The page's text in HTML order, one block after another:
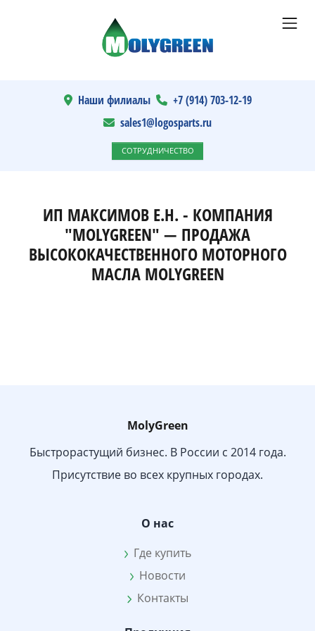
Наши филиалы
+7 (914) 703-12-19
sales1@logosparts.ru
СОТРУДНИЧЕСТВО
ИП МАКСИМОВ Е.Н. - КОМПАНИЯ
"MOLYGREEN" — ПРОДАЖА
ВЫСОКОКАЧЕСТВЕННОГО МОТОРНОГО
МАСЛА MOLYGREEN
MolyGreen
Быстрорастущий бизнес. В России с 2014 года.
Присутствие во всех крупных городах.
О нас
Где купить
Новости
Контакты